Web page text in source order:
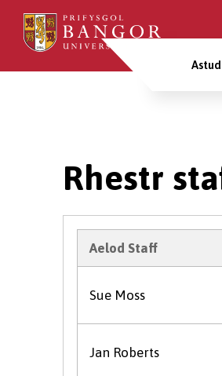
Sgipiwch
gynnwys
Main
Rhestr
Aelod Staff
Sue Moss
Jan Roberts